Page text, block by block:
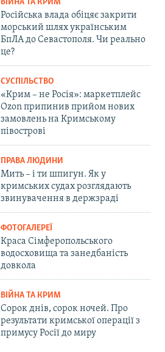
ВІЙНА ТА КРИМ
Російська влада обіцяє закрити
морський шлях українським
БпЛА до Севастополя. Чи реально
це?
СУСПІЛЬСТВО
«Крим – не Росія»: маркетплейс
Ozon припинив прийом нових
замовлень на Кримському
півострові
ПРАВА ЛЮДИНИ
Мить – і ти шпигун. Як у
кримських судах розглядають
звинувачення в держзраді
ФОТОГАЛЕРЕЇ
Краса Сімферопольського
водосховища та занедбаність
довкола
ВІЙНА ТА КРИМ
Сорок днів, сорок ночей. Про
результати кримської операції з
примусу Росії до миру